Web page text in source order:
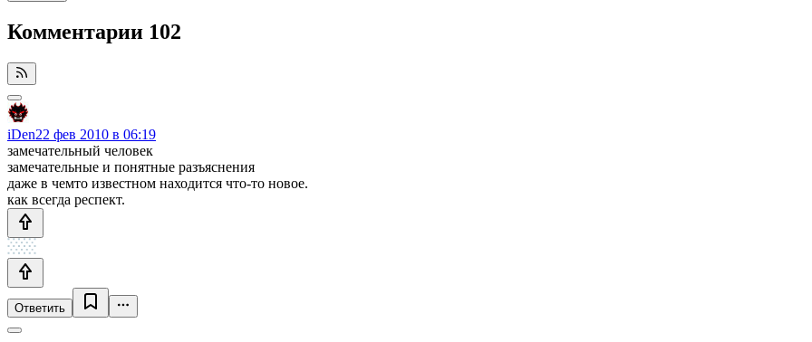
Комментарии 102
iDen22 фев 2010 в 06:19
замечательный человек
замечательные и понятные разъяснения
даже в чемто известном находится что-то новое.
как всегда респект.
Ответить